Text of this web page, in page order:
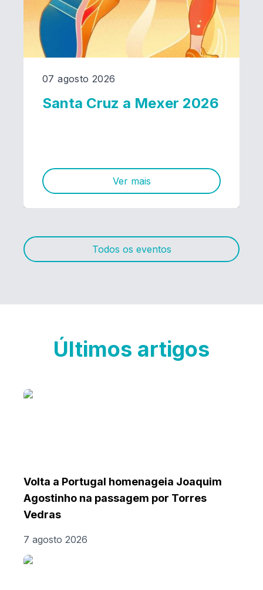
07 agosto 2026
Santa Cruz a Mexer 2026
Ver mais
Todos os eventos
Últimos artigos
Volta a Portugal homenageia Joaquim
Agostinho na passagem por Torres
Vedras
7 agosto 2026